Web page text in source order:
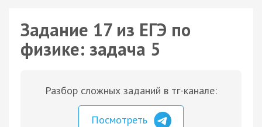
Задание 17 из ЕГЭ по
физике: задача 5
Разбор сложных заданий в тг-канале:
Посмотреть